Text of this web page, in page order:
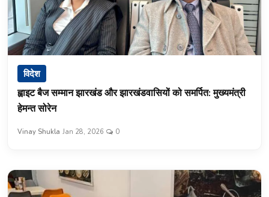
विदेश
ह्वाइट बैज सम्मान झारखंड और झारखंडवासियों को समर्पित: मुख्यमंत्री
हेमन्त सोरेन
Vinay Shukla Jan 28, 2026 0